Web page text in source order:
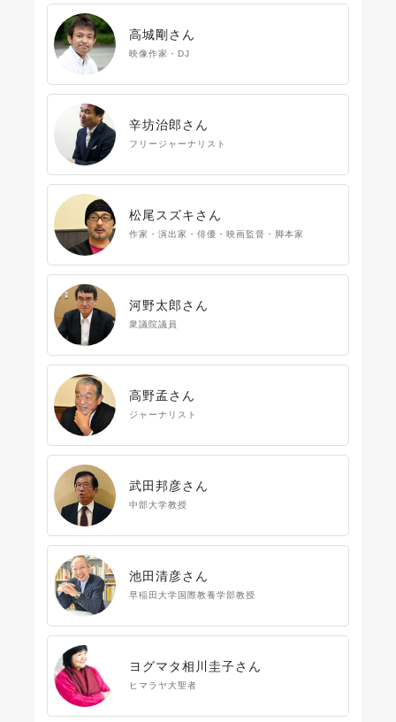
高城剛さん
映像作家・DJ
辛坊治郎さん
フリージャーナリスト
松尾スズキさん
作家・演出家・俳優・映画監督・脚本家
河野太郎さん
衆議院議員
高野孟さん
ジャーナリスト
武田邦彦さん
中部大学教授
池田清彦さん
早稲田大学国際教養学部教授
ヨグマタ相川圭子さん
ヒマラヤ大聖者